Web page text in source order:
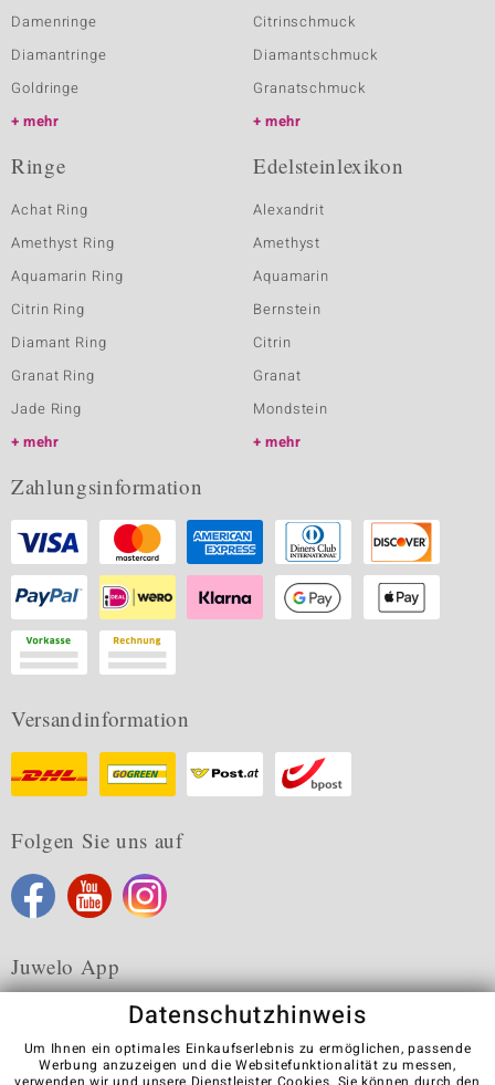
Damenringe
Diamantringe
Goldringe
mehr
Citrinschmuck
Diamantschmuck
Granatschmuck
mehr
Ringe
Achat Ring
Amethyst Ring
Aquamarin Ring
Citrin Ring
Diamant Ring
Granat Ring
Jade Ring
mehr
Edelsteinlexikon
Alexandrit
Amethyst
Aquamarin
Bernstein
Citrin
Granat
Mondstein
mehr
Zahlungsinformation
Versandinformation
Folgen Sie uns auf
Juwelo App
Datenschutzhinweis
Um Ihnen ein optimales Einkaufserlebnis zu ermöglichen, passende
Werbung anzuzeigen und die Websitefunktionalität zu messen,